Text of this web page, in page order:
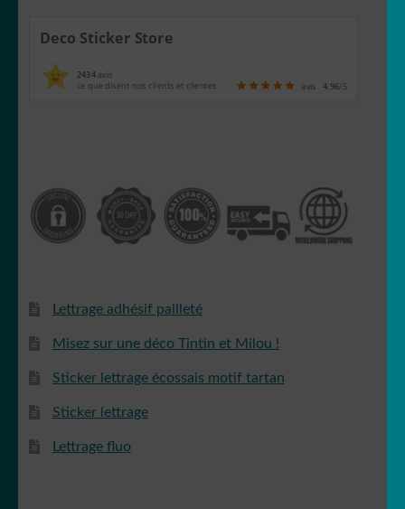
Stitch
Mangas
Mario Bross
Deco Sticker Store
2434avis
ce que disent nos clients et clientes
avis 4.96/5
Lettrage adhésif pailleté
Misez sur une déco Tintin et Milou !
Sticker lettrage écossais motif tartan
Sticker lettrage
Lettrage fluo